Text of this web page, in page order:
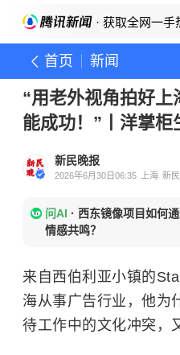
· 获取全网一手
首页 新闻
“用老外视角拍好上
能成功！”丨洋掌柜
新民晚报
2026年6月30日06:35 上海 新
问AI · 西东镜像项目如何
情感共鸣？
来自西伯利亚小镇的
海从事广告行业，他为
待工作中的文化冲突，